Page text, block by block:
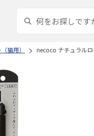
猫用） necoco ナチュラル